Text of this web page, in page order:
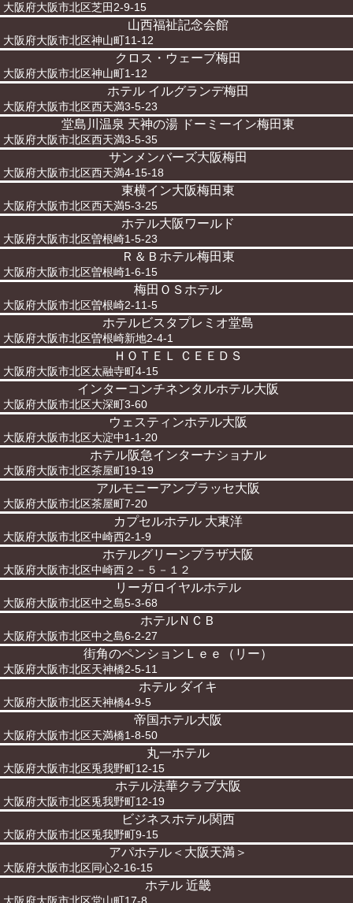
大阪府大阪市北区芝田2-9-15
山西福祉記念会館
大阪府大阪市北区神山町11-12
クロス・ウェーブ梅田
大阪府大阪市北区神山町1-12
ホテル イルグランデ梅田
大阪府大阪市北区西天満3-5-23
堂島川温泉 天神の湯 ドーミーイン梅田東
大阪府大阪市北区西天満3-5-35
サンメンバーズ大阪梅田
大阪府大阪市北区西天満4-15-18
東横イン大阪梅田東
大阪府大阪市北区西天満5-3-25
ホテル大阪ワールド
大阪府大阪市北区曽根崎1-5-23
Ｒ＆Ｂホテル梅田東
大阪府大阪市北区曽根崎1-6-15
梅田ＯＳホテル
大阪府大阪市北区曽根崎2-11-5
ホテルビスタプレミオ堂島
大阪府大阪市北区曽根崎新地2-4-1
ＨＯＴＥＬ ＣＥＥＤＳ
大阪府大阪市北区太融寺町4-15
インターコンチネンタルホテル大阪
大阪府大阪市北区大深町3-60
ウェスティンホテル大阪
大阪府大阪市北区大淀中1-1-20
ホテル阪急インターナショナル
大阪府大阪市北区茶屋町19-19
アルモニーアンブラッセ大阪
大阪府大阪市北区茶屋町7-20
カプセルホテル 大東洋
大阪府大阪市北区中崎西2-1-9
ホテルグリーンプラザ大阪
大阪府大阪市北区中崎西２－５－１２
リーガロイヤルホテル
大阪府大阪市北区中之島5-3-68
ホテルＮＣＢ
大阪府大阪市北区中之島6-2-27
街角のペンションＬｅｅ（リー）
大阪府大阪市北区天神橋2-5-11
ホテル ダイキ
大阪府大阪市北区天神橋4-9-5
帝国ホテル大阪
大阪府大阪市北区天満橋1-8-50
丸一ホテル
大阪府大阪市北区兎我野町12-15
ホテル法華クラブ大阪
大阪府大阪市北区兎我野町12-19
ビジネスホテル関西
大阪府大阪市北区兎我野町9-15
アパホテル＜大阪天満＞
大阪府大阪市北区同心2-16-15
ホテル 近畿